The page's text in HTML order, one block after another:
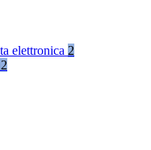
elettronica 2